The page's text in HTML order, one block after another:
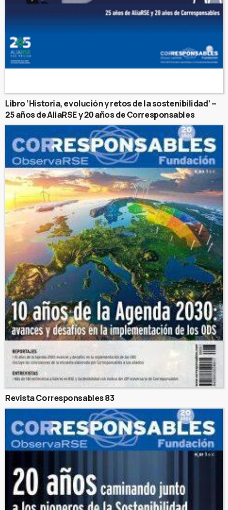
Libro ‘Historia, evolución y retos de la sostenibilidad’ –
25 años de AliaRSE y 20 años de Corresponsables
Revista Corresponsables 83